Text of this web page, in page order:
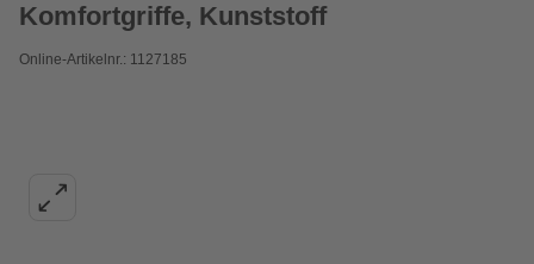
Komfortgriffe, Kunststoff
Online-Artikelnr.: 1127185